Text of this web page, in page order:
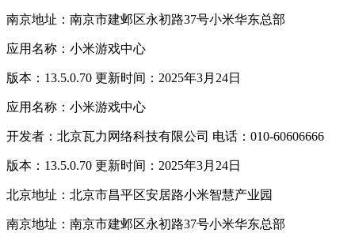
南京地址：南京市建邺区永初路37号小米华东总部
应用名称：小米游戏中心
版本：13.5.0.70 更新时间：2025年3月24日
应用名称：小米游戏中心
开发者：北京瓦力网络科技有限公司 电话：010-60606666
版本：13.5.0.70 更新时间：2025年3月24日
北京地址：北京市昌平区安居路小米智慧产业园
南京地址：南京市建邺区永初路37号小米华东总部